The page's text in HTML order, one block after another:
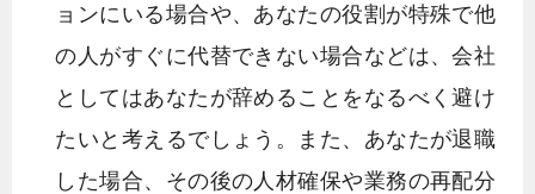
ョンにいる場合や、あなたの役割が特殊で他
の人がすぐに代替できない場合などは、会社
としてはあなたが辞めることをなるべく避け
たいと考えるでしょう。また、あなたが退職
した場合、その後の人材確保や業務の再配分